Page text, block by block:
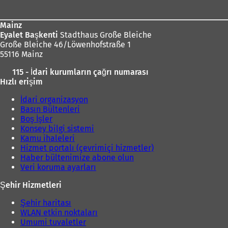
Mainz
Eyalet Başkenti Stadthaus Große Bleiche
Große Bleiche 46/Löwenhofstraße 1
55116 Mainz
115 - İdari kurumların çağrı numarası
Hızlı erişim
İdari organizasyon
Basın Bültenleri
Boş İşler
Konsey bilgi sistemi
Kamu ihaleleri
Hizmet portalı (çevrimiçi hizmetler)
Haber bültenimize abone olun
Veri koruma ayarları
Şehir Hizmetleri
Şehir haritası
WLAN etkin noktaları
Umumi tuvaletler